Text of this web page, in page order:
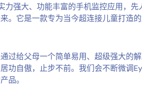
力强大、功能丰富的手机监控应用，
。它是一款专为当今超连接儿童打造
过给父母一个简单易用、超级强大的
功自傲，止步不前。我们会不断微调
品。